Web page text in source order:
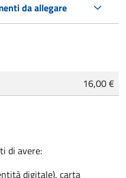
da allegare
16,00 €
di avere:
digitale), carta